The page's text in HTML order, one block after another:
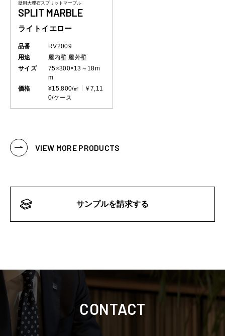
壁用大理石スプリットマーブル
SPLIT MARBLE
ライトイエロー
品番
RV2009
用途
屋内壁 屋外壁
サイズ
75×300×13～18m
m
価格
¥15,800/㎡
￥7,11
0/ケース
VIEW MORE PRODUCTS
サンプルを請求する
CONTACT